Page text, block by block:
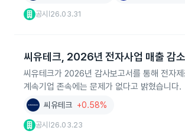
공시 26.03.31
씨유테크, 2026년 전자사업 매출 감
씨유테크가 2026년 감사보고서를 통해 전자
계속기업 존속에는 문제가 없다고 밝혔습니다.
씨유테크 +0.58%
공시 26.03.23